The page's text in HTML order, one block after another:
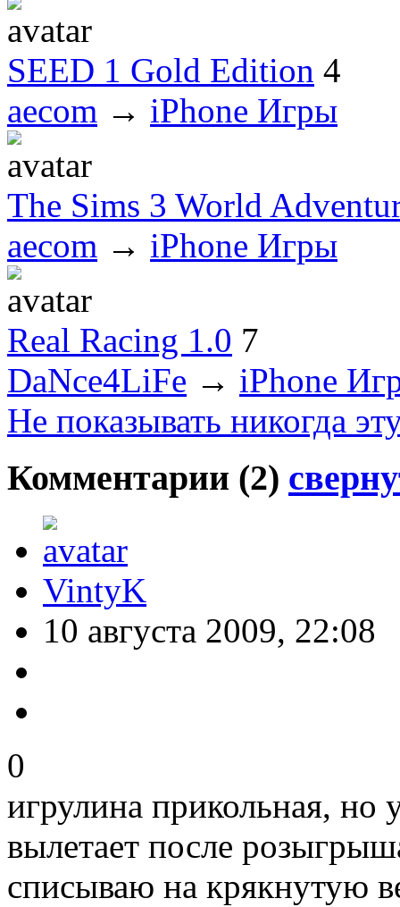
SEED 1 Gold Edition 4
aecom → iPhone Игры
The Sims 3 World
aecom → iPhone Игры
Real Racing 1.0 7
DaNce4LiFe → iPhone
Не показывать никогда
Комментарии (2)
VintyK
10 августа 2009, 22:08
0
игрулина прикольная, но
вылетает после
списываю на крякнутую